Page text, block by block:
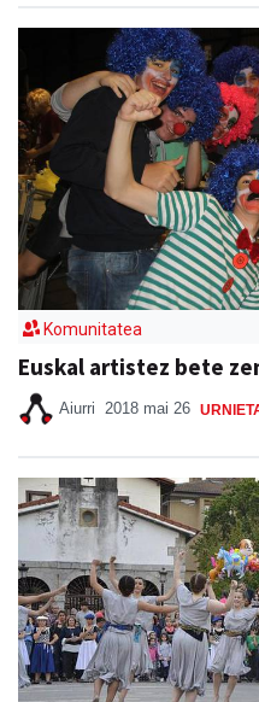
Komunitatea
Euskal artistez bete
Aiurri 2018 mai 26